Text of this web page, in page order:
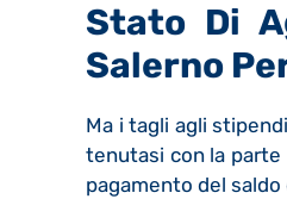
Stato Di
Salerno
Ma i tagli agli
tenutasi con la parte
pagamento del saldo